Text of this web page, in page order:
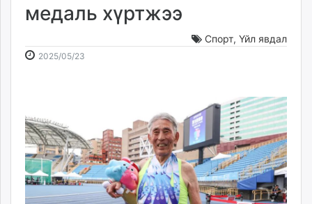
news.mn
Baabar.mn
Livetv.mn
Eguur.mn
24tsag.mn
shuud.mn
eagle.mn
медаль хүртжээ
Спорт, Үйл явдал
2025/05/23